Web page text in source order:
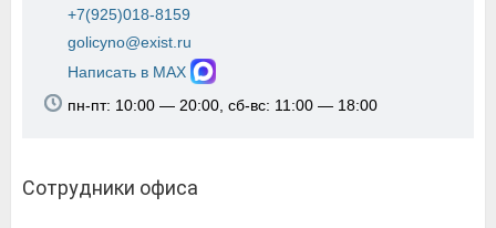
+7(925)018-8159
golicyno@exist.ru
Написать в MAX
пн-пт: 10:00 — 20:00, сб-вс: 11:00 — 18:00
Сотрудники офиса